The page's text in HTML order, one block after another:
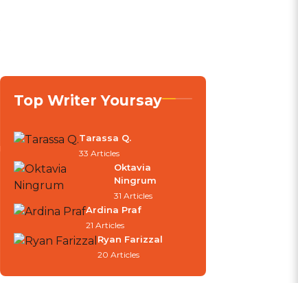
Top Writer Yoursay
Tarassa Q.
33 Articles
Oktavia
Ningrum
31 Articles
Ardina Praf
21 Articles
Ryan Farizzal
20 Articles